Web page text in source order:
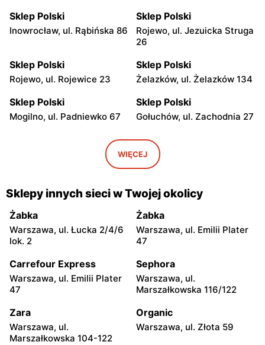
Sklep Polski
Inowrocław, ul. Rąbińska 86
Sklep Polski
Rojewo, ul. Jezuicka Struga
26
Sklep Polski
Rojewo, ul. Rojewice 23
Sklep Polski
Żelazków, ul. Żelazków 134
Sklep Polski
Mogilno, ul. Padniewko 67
Sklep Polski
Gołuchów, ul. Zachodnia 27
Strzałkowo, ul. Kornaty 31
Sklep Polski
Barcin, ul. Doktora Krzysia
5
Sklep Polski
Witkowo, ul. Strzałkowska 2
Sklep Polski
Trzemeszno, ul. Rudki 37
Sklep Polski
Trzemeszno, ul.
Sklep Polski
Dobrcz, ul. Jesionowa 2
Sklep Polski
Sokolniki, ul. Bohaterów II
Sklep Polski
Niechanowo, ul. Towarowa
Sklep Polski
Pyzdry, ul. Szybska 12
Sklep Polski
WIĘCEJ
Sklepy innych sieci w Twojej okolicy
Żabka
Warszawa, ul. Łucka 2/4/6
lok. 2
Żabka
Warszawa, ul. Emilii Plater
47
Carrefour Express
Warszawa, ul. Emilii Plater
47
Sephora
Warszawa, ul.
Marszałkowska 116/122
Zara
Warszawa, ul.
Marszałkowska 104-122
Organic
Warszawa, ul. Złota 59